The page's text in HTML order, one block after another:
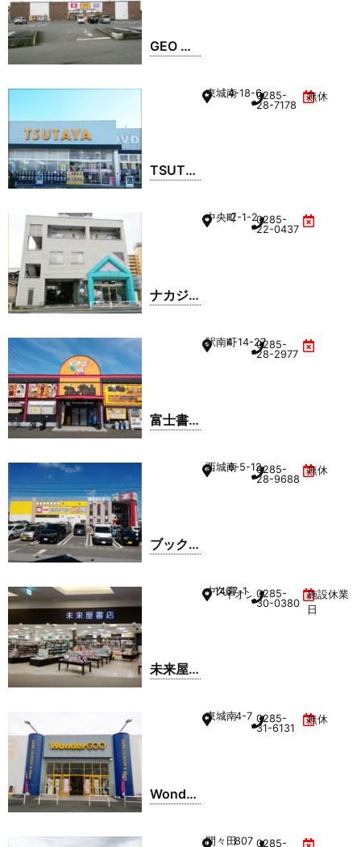
GEO 羽
TSUTA
東城南4-18-60285-
28-7178
無休
ナカジ
中央町2-1-20285-
22-0437
富士書
駅南町4-14-270285-
28-2977
ブック
西城南6-5-120285-
28-9688
無休
未来屋
中久喜
1467-1
イオンモール小山 2F
0285-
30-0380
施設休業
日
Wonder
東城南4-7 0285-
31-6131
無休
間々田807 0285-